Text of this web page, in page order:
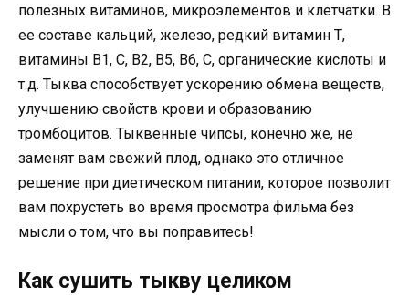
полезных витаминов, микроэлементов и клетчатки. В
ее составе кальций, железо, редкий витамин Т,
витамины В1, С, В2, В5, В6, С, органические кислоты и
т.д. Тыква способствует ускорению обмена веществ,
улучшению свойств крови и образованию
тромбоцитов. Тыквенные чипсы, конечно же, не
заменят вам свежий плод, однако это отличное
решение при диетическом питании, которое позволит
вам похрустеть во время просмотра фильма без
мысли o том, что вы поправитесь!
Как сушить тыкву целиком